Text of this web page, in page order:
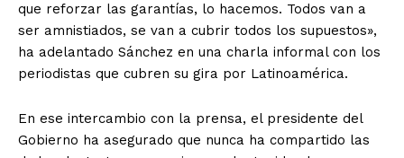
que reforzar las garantías, lo hacemos. Todos van a
ser amnistiados, se van a cubrir todos los supuestos»,
ha adelantado Sánchez en una charla informal con los
periodistas que cubren su gira por Latinoamérica.
En ese intercambio con la prensa, el presidente del
Gobierno ha asegurado que nunca ha compartido las